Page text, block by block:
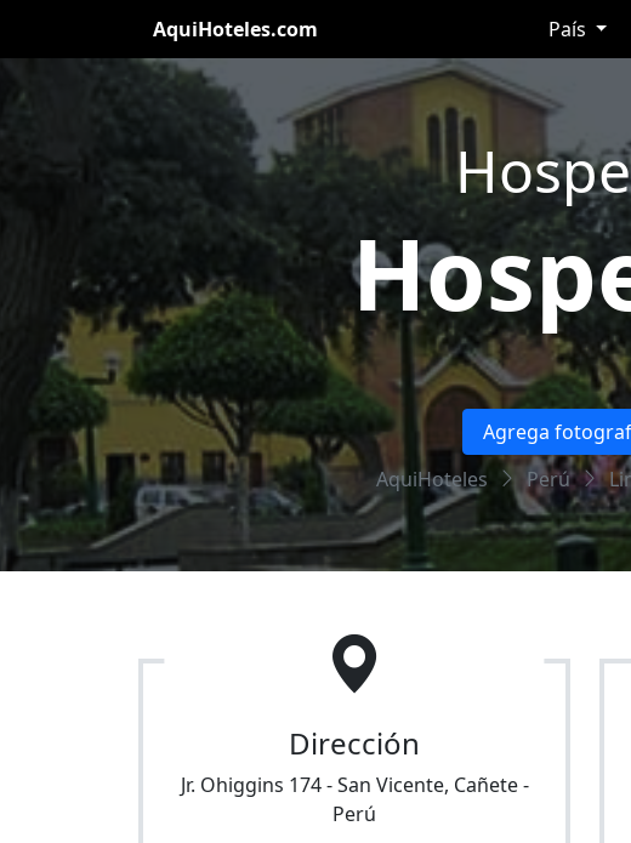
AquiHoteles.com País
Agrega
AquiHoteles
Perú
Dirección
Jr. Ohiggins 174-San Vicente, Cañete-
Perú